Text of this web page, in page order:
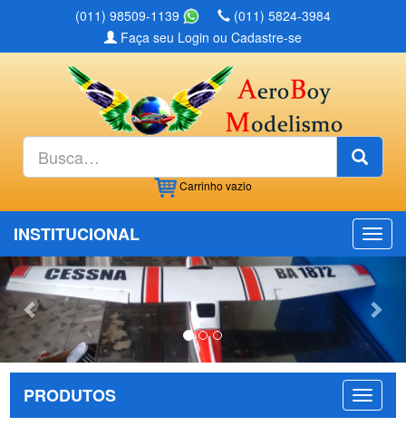
(011) 98509-1139
(011) 5824-3984
Faça seu Login ou Cadastre-se
Carrinho vazio
INSTITUCIONAL
Previous
PRODUTOS